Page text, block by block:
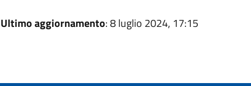
Ultimo aggiornamento: 8 luglio 2024, 17:15